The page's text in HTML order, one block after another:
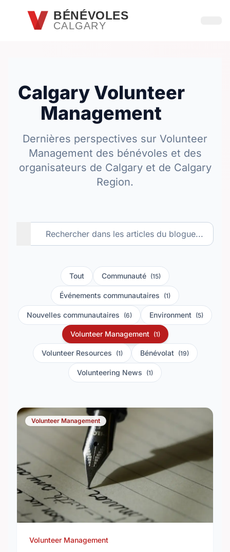
Passer au contenu principal
BÉNÉVOLES
CALGARY
Calgary Volunteer
Management
Dernières perspectives sur Volunteer
Management des bénévoles et des
organisateurs de Calgary et de Calgary
Region.
Tout Communauté (15)
Événements communautaires (1)
Nouvelles communautaires (6) Environment (5)
Volunteer Management (1)
Volunteer Resources (1) Bénévolat (19)
Volunteering News (1)
Volunteer Management
Volunteer Management